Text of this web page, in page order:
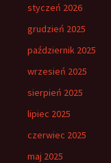
styczeń 2026
grudzień 2025
październik 2025
wrzesień 2025
sierpień 2025
lipiec 2025
czerwiec 2025
maj 2025